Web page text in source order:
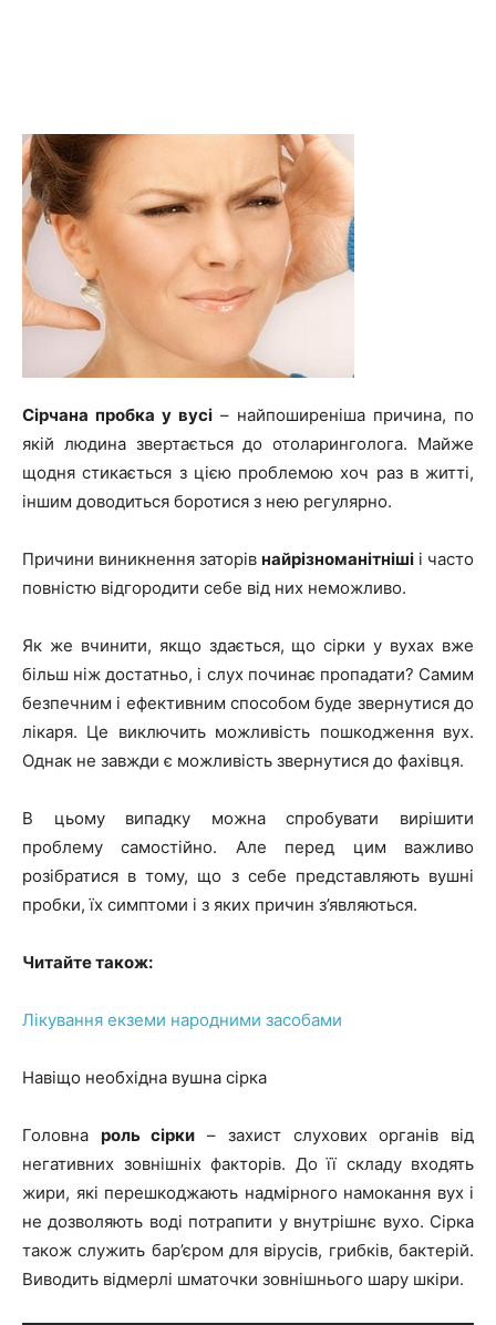
Сірчана пробка у вусі – найпоширеніша причина, по
якій людина звертається до отоларинголога. Майже
щодня стикається з цією проблемою хоч раз в житті,
іншим доводиться боротися з нею регулярно.
Причини виникнення заторів найрізноманітніші і часто
повністю відгородити себе від них неможливо.
Як же вчинити, якщо здається, що сірки у вухах вже
більш ніж достатньо, і слух починає пропадати? Самим
безпечним і ефективним способом буде звернутися до
лікаря. Це виключить можливість пошкодження вух.
Однак не завжди є можливість звернутися до фахівця.
В цьому випадку можна спробувати вирішити
проблему самостійно. Але перед цим важливо
розібратися в тому, що з себе представляють вушні
пробки, їх симптоми і з яких причин з’являються.
Читайте також:
Лікування екземи народними засобами
Навіщо необхідна вушна сірка
Головна роль сірки – захист слухових органів від
негативних зовнішніх факторів. До її складу входять
жири, які перешкоджають надмірного намокання вух і
не дозволяють воді потрапити у внутрішнє вухо. Сірка
також служить бар’єром для вірусів, грибків, бактерій.
Виводить відмерлі шматочки зовнішнього шару шкіри.